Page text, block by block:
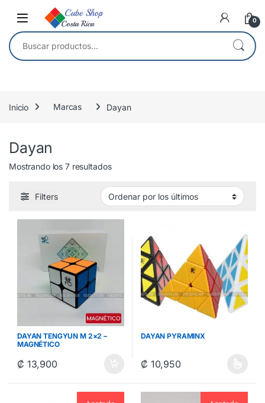
Skip to navigation
Skip to content
0
Buscar por:
Inicio Marcas Dayan
Dayan
Mostrando los 7 resultadosOrdenado por los últimos
Filters
DAYAN TENGYUN M 2×2 –
MAGNÉTICO
₡ 13,900
DAYAN PYRAMINX
₡ 10,950
Este producto tiene múltiples